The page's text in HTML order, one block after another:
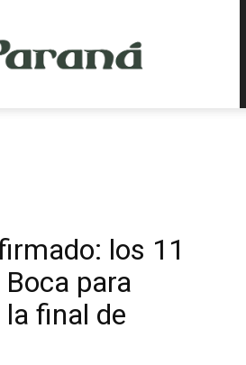
los 11
para
final de